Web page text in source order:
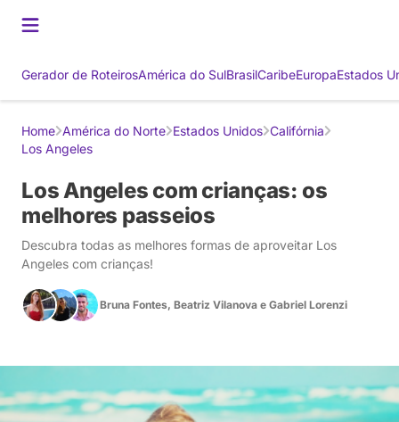
Gerador de RoteirosAmérica do SulBrasilCaribeEuropaEstados
Home América do Norte Estados Unidos Califórnia
Los Angeles
Los Angeles com crianças: os
melhores passeios
Descubra todas as melhores formas de aproveitar Los
Angeles com crianças!
Bruna Fontes, Beatriz Vilanova e Gabriel Lorenzi